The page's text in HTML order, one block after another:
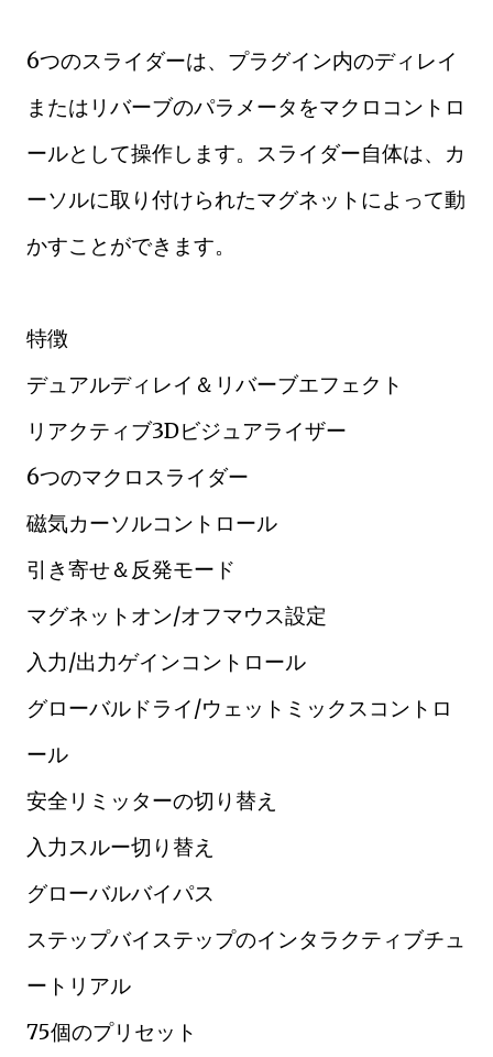
6つのスライダーは、プラグイン内のディレイ
またはリバーブのパラメータをマクロコントロ
ールとして操作します。スライダー自体は、カ
ーソルに取り付けられたマグネットによって動
かすことができます。
特徴
デュアルディレイ＆リバーブエフェクト
リアクティブ3Dビジュアライザー
6つのマクロスライダー
磁気カーソルコントロール
引き寄せ＆反発モード
マグネットオン/オフマウス設定
入力/出力ゲインコントロール
グローバルドライ/ウェットミックスコントロ
ール
安全リミッターの切り替え
入力スルー切り替え
グローバルバイパス
ステップバイステップのインタラクティブチュ
ートリアル
75個のプリセット